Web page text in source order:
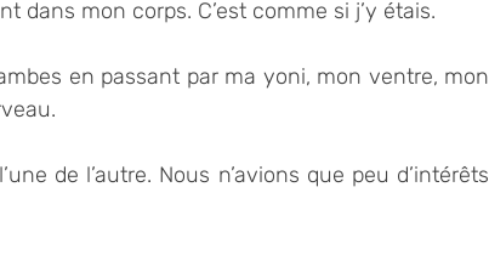
dans mon corps. C’est comme si j’y étais.
en passant par ma yoni, mon ventre, mon
de l’autre. Nous n’avions que peu d’intérêts